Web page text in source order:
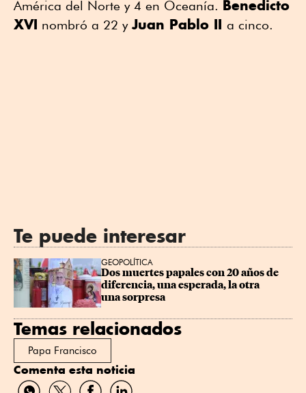
América del Norte y 4 en Oceanía. Benedicto
XVI nombró a 22 y Juan Pablo II a cinco.
Te puede interesar
GEOPOLÍTICA
Dos muertes papales con 20 años de
diferencia, una esperada, la otra
una sorpresa
Temas relacionados
Papa Francisco
Comenta esta noticia